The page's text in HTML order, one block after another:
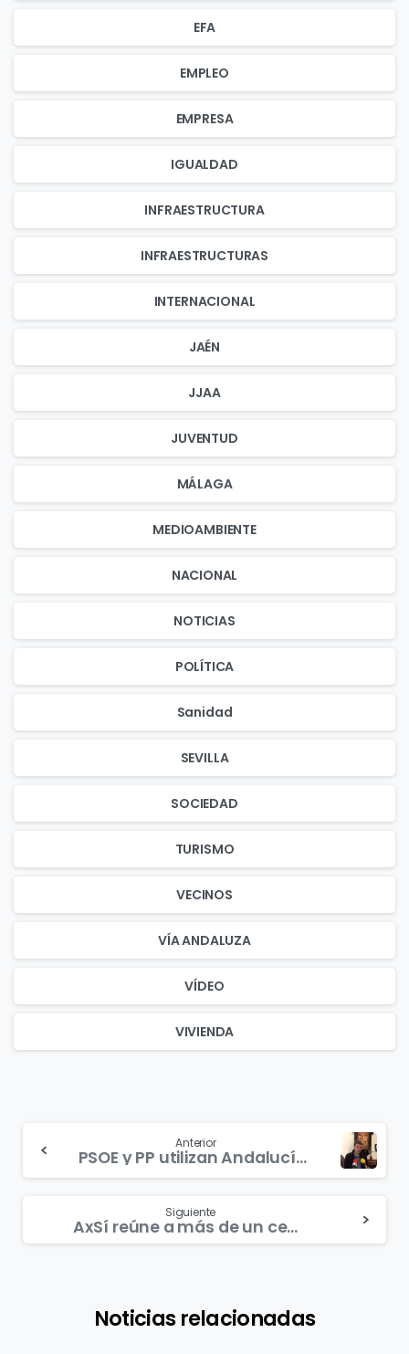
EFA
EMPLEO
EMPRESA
IGUALDAD
INFRAESTRUCTURA
INFRAESTRUCTURAS
INTERNACIONAL
JAÉN
JJAA
JUVENTUD
MÁLAGA
MEDIOAMBIENTE
NACIONAL
NOTICIAS
POLÍTICA
Sanidad
SEVILLA
SOCIEDAD
TURISMO
VECINOS
VÍA ANDALUZA
VÍDEO
VIVIENDA
Reading
Anterior
PSOE y PP utilizan Andalucía como tablero político sin importarles los andaluces
Siguiente
AxSí reúne a más de un centenar de cargos institucionales para impulsar su proyecto político andalucista
Noticias relacionadas